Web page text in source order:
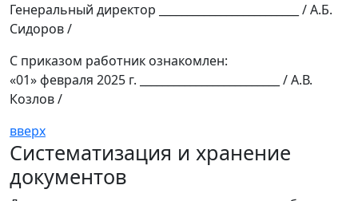
Генеральный директор _________________________ / А.Б.
Сидоров /
С приказом работник ознакомлен:
«01» февраля 2025 г. _________________________ / А.В.
Козлов /
вверх
Систематизация и хранение
документов